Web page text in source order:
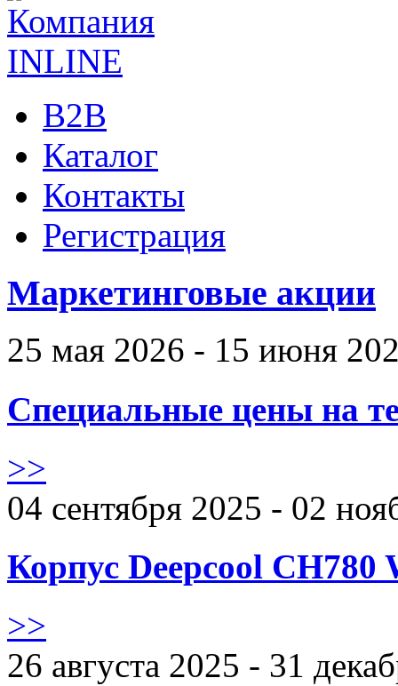
B2B
Каталог
Контакты
Регистрация
Маркетинговые акции
25 мая 2026 - 15 июня
Специальные цены на
>>
04 сентября 2025 - 02
Корпус Deepcool CH780
>>
26 августа 2025 - 31